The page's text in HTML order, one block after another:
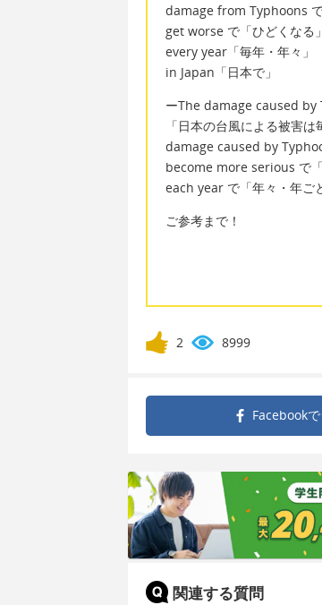
damage from Typhoons で
get worse で「ひどくなる」
every year「毎年・年々」
in Japan「日本で」
ーThe damage caused
「日本の台風による被害
damage caused by
become more serious で「
each year で「年々・年ご
ご参考まで！
2 8999
Facebookで
関連する質問